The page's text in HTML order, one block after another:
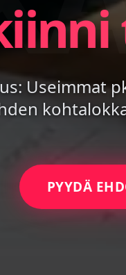
Useimmat
PYYDÄ